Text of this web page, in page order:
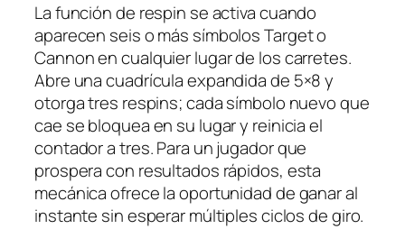
La función de respin se activa cuando
aparecen seis o más símbolos Target o
Cannon en cualquier lugar de los carretes.
Abre una cuadrícula expandida de 5×8 y
otorga tres respins; cada símbolo nuevo que
cae se bloquea en su lugar y reinicia el
contador a tres. Para un jugador que
prospera con resultados rápidos, esta
mecánica ofrece la oportunidad de ganar al
instante sin esperar múltiples ciclos de giro.